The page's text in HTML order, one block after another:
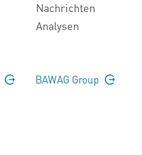
Nachrichten
Analysen
BAWAG Group